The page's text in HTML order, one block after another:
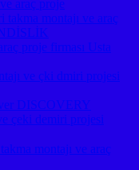
araç proje
takma montajı ve araç
proje firması Usta
ve çki dmiri projesi
DISCOVERY
çeki demiri projesi
montajı ve araç